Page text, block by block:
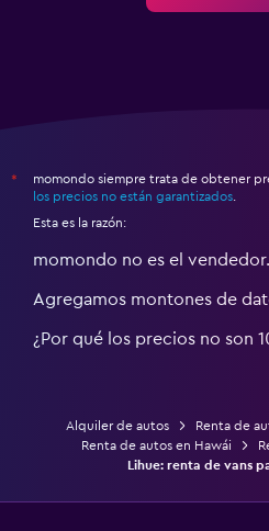
*
momondo siempre trata de obtener
los precios no están garantizados.
Esta es la razón:
momondo no es el vendedor.
Agregamos montones de
¿Por qué los precios no son
Alquiler de autos
Renta de
Renta de autos en Hawái
Lihue: renta de vans